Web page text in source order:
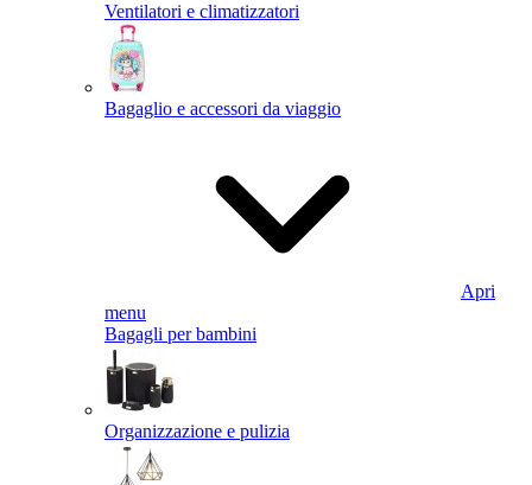
Ventilatori e climatizzatori
Bagaglio e accessori da viaggio
Apri
menu
Bagagli per bambini
Organizzazione e pulizia